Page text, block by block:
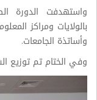
واستهدفت الدورة
بالولايات ومراكز
وأساتذة الجامعات.
وفي الختام تم توزيع